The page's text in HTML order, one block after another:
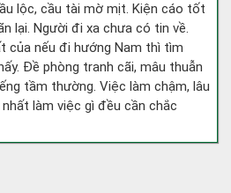
lộc, cầu tài mờ mịt. Kiện cáo tốt
lại. Người đi xa chưa có tin về.
của nếu đi hướng Nam thì tìm
Đề phòng tranh cãi, mâu thuẫn
tầm thường. Việc làm chậm, lâu
làm việc gì đều cần chắc